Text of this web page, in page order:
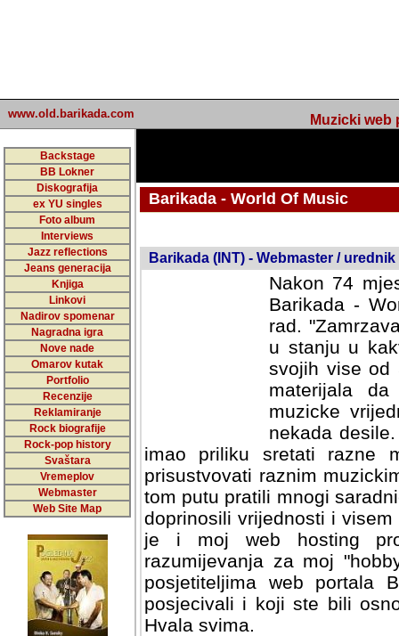
www.old.barikada.com Muzicki web
Backstage
BB Lokner
Diskografija
ex YU singles
Foto album
Interviews
Jazz reflections
Jeans generacija
Knjiga
Linkovi
Nadirov spomenar
Nagradna igra
Nove nade
Omarov kutak
Portfolio
Recenzije
Reklamiranje
Rock biografije
Rock-pop history
Svaštara
Vremeplov
Webmaster
Web Site Map
Barikada - World Of Music
Barikada (INT) - Webmaster / urednik
Nakon 74
Barikada -
rad.
u stanju u
svojih vise od
materijala
muzicke
nekada
imao priliku sretati razne
prisustvovati raznim
tom putu pratili mnogi
doprinosili vrijednosti i
je i moj web hosting
razumijevanja za moj
posjetiteljima web portala
posjecivali i koji ste bili
Hvala svima.